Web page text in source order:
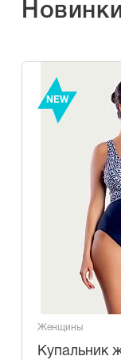
NEW
Женщины
Купальник